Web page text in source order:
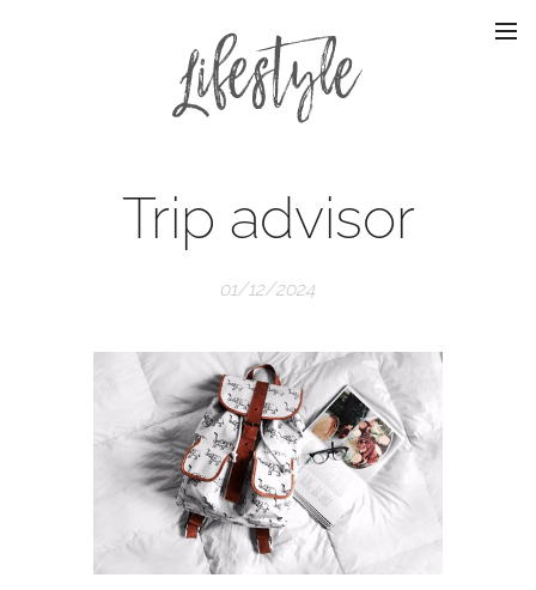
Trip advisor
01/12/2024